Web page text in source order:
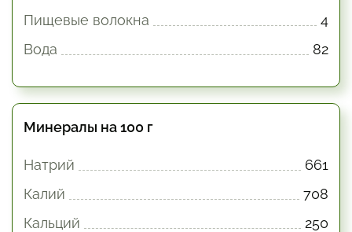
Пищевые волокна
4
Вода
82
Минералы на 100 г
Натрий
661
Калий
708
Кальций
250